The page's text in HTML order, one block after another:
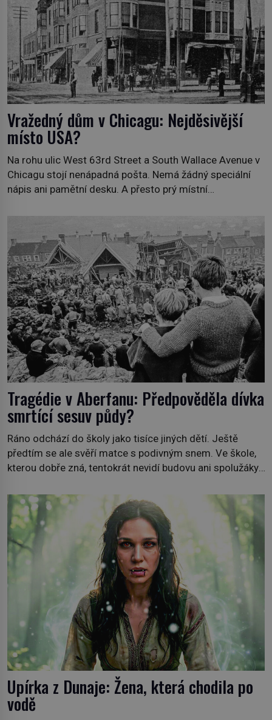
Vražedný dům v Chicagu: Nejděsivější
místo USA?
Na rohu ulic West 63rd Street a South Wallace Avenue v
Chicagu stojí nenápadná pošta. Nemá žádný speciální
nápis ani pamětní desku. A přesto prý místní
sídlil sériový vrah H. H. Holmes a také nejpropracovanější
past na lidi v dějinách americké kriminalistiky. Herman
Webster Mudgett (1861–1896) přijíždí […]
Tragédie v Aberfanu: Předpověděla dívka
smrtící sesuv půdy?
Ráno odchází do školy jako tisíce jiných dětí. Ještě
předtím se ale svěří matce s podivným snem. Ve škole,
kterou dobře zná, tentokrát nevidí budovu ani spolužáky.
později je mrtvá. Mohla devítiletá Zahlédla vlastní
osud? Dne 21. října 1966 se velšská vesnice Aberfan […]
Upírka z Dunaje: Žena, která chodila po
vodě